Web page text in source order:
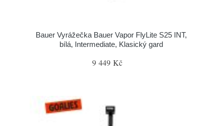
Bauer Vyrážečka Bauer Vapor FlyLite S25 INT,
bílá, Intermediate, Klasický gard
9 449 Kč